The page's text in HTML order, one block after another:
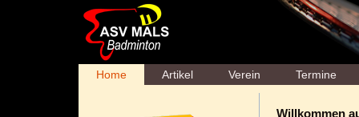
Home Artikel Verein Termine
Willkommen